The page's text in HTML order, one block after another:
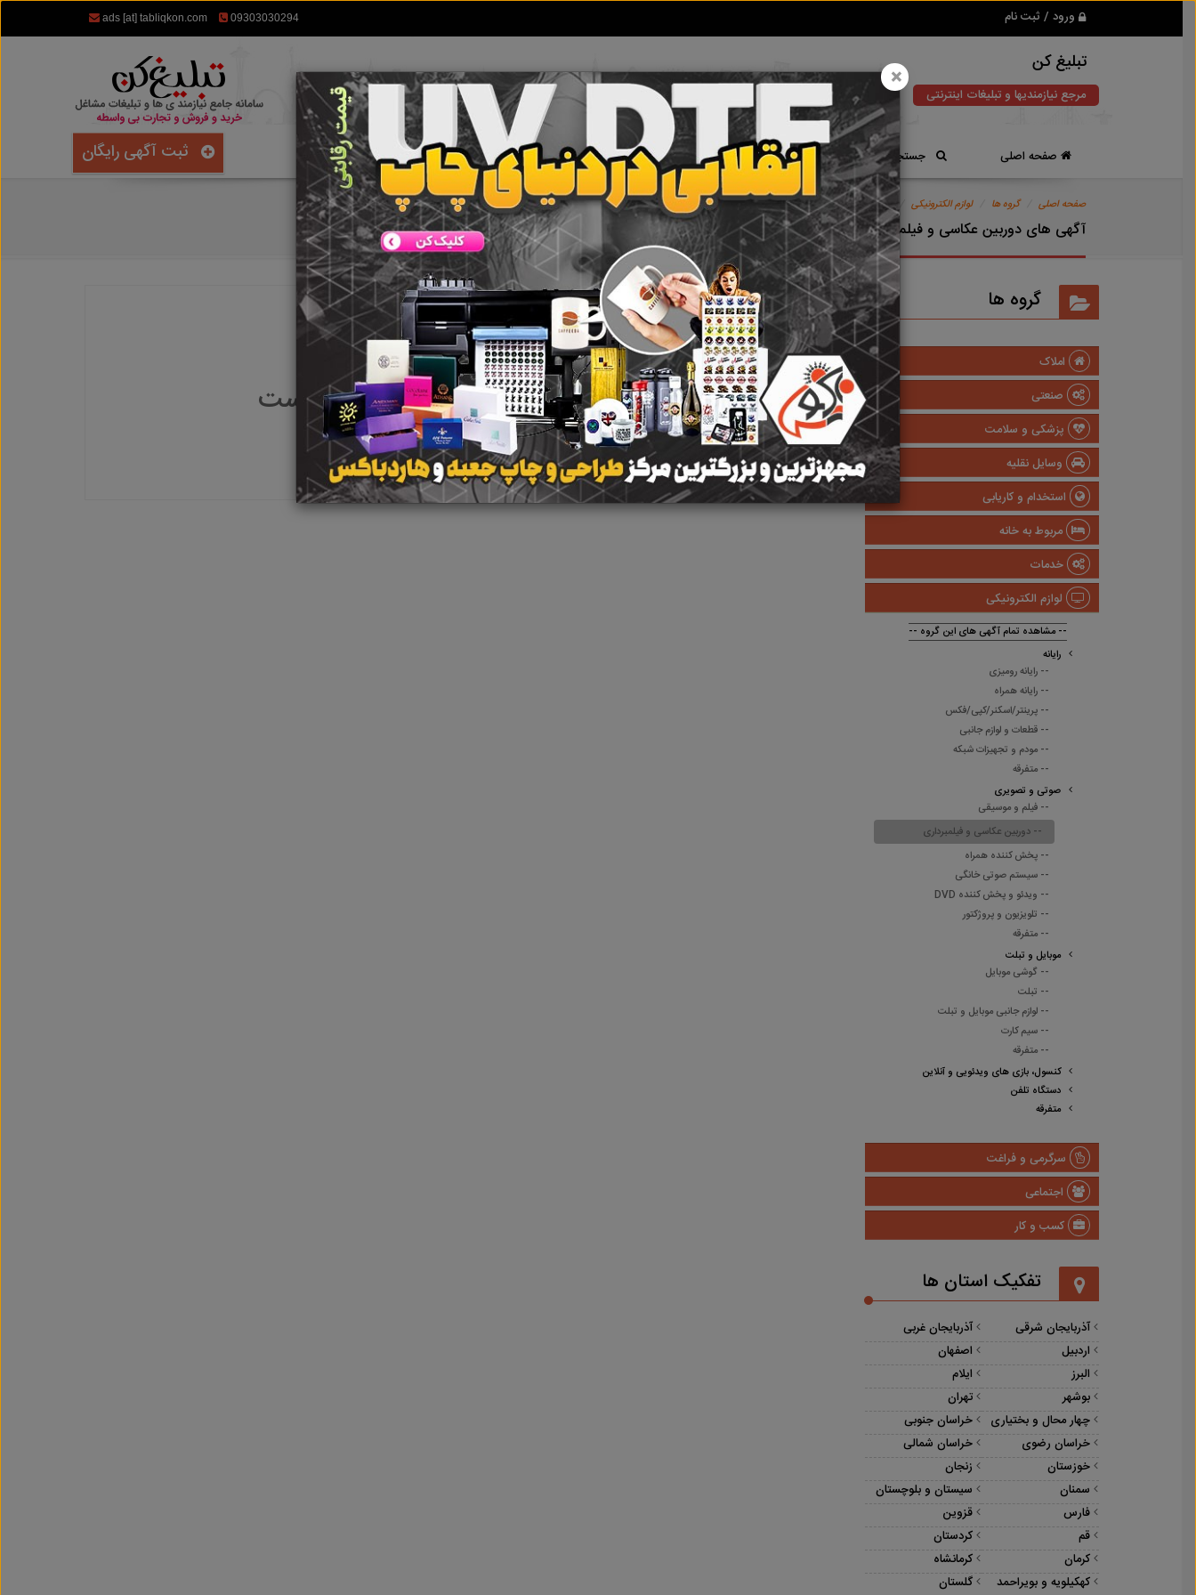
ورود / ثبت نام ads [at] tabliqkon.com 09303030294
تبلیغ کن
مرجع نیازمندیها و تبلیغات اینترنتی
صفحه اصلی جستجوی سریع تعرفه آگهی ها خبرهای سایت تماس با ما ثبت آگهی رایگان
صفحه اصلی گروه ها لوازم الکترونیکی صوتی و تصویری دوربین عکاسی و فیلمبرداری
آگهی های دوربین عکاسی و فیلمبرداری
هیچ آگهی در این گروه ثبت نشده است
گروه ها
املاک
صنعتی
پزشکی و سلامت
وسایل نقلیه
استخدام و کاریابی
مربوط به خانه
خدمات
لوازم الکترونیکی
-- مشاهده تمام آگهی های این گروه --
رایانه
-- رایانه رومیزی
-- رایانه همراه
-- پرینتر/اسکنر/کپی/فکس
-- قطعات و لوازم جانبی
-- مودم و تجهیزات شبکه
-- متفرقه
صوتی و تصویری
-- فیلم و موسیقی
-- دوربین عکاسی و فیلمبرداری
-- پخش کننده همراه
-- سیستم صوتی خانگی
-- ویدئو و پخش کننده DVD
-- تلویزیون و پروژکتور
-- متفرقه
موبایل و تبلت
-- گوشی موبایل
-- تبلت
-- لوازم جانبی موبایل و تبلت
-- سیم کارت
-- متفرقه
کنسول، بازی های ویدئویی و آنلاین
دستگاه تلفن
متفرقه
سرگرمی و فراغت
اجتماعی
کسب و کار
تفکیک استان ها
آذربایجان شرقی
آذربایجان غربی
اردبیل
اصفهان
البرز
ایلام
بوشهر
تهران
چهار محال و بختیاری
خراسان جنوبی
خراسان رضوی
خراسان شمالی
خوزستان
زنجان
سمنان
سیستان و بلوچستان
فارس
قزوین
قم
کردستان
کرمان
کرمانشاه
کهکیلویه و بویراحمد
گلستان
×